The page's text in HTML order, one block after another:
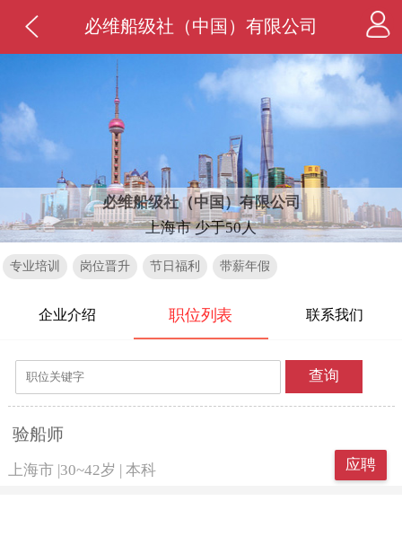
必维船级社（中国）有限公司
必维船级社（中国）有限公司
上海市 少于50人
专业培训 岗位晋升 节日福利 带薪年假
企业介绍 职位列表 联系我们
查询
验船师
上海市 30~42岁 本科 应聘